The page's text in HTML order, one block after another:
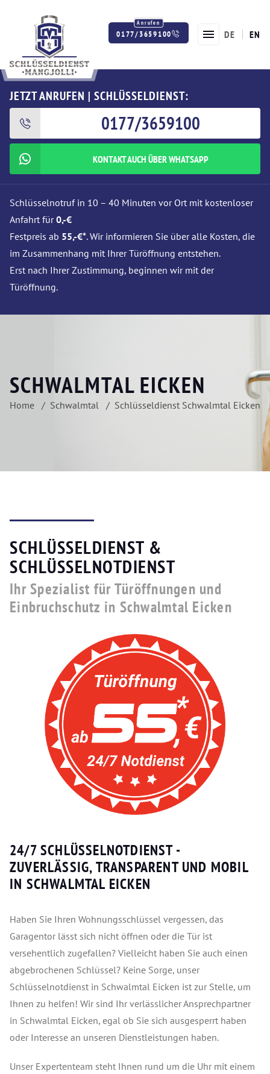
0177/3659100 DE EN
JETZT ANRUFEN | SCHLÜSSELDIENST:
0177/3659100
KONTAKT AUCH ÜBER WHATSAPP
Schlüsselnotruf in 10 – 40 Minuten vor Ort mit kostenloser
Anfahrt für0,-€
Festpreis ab 55,-€*. Wir informieren Sie über alle Kosten, die
im Zusammenhang mit Ihrer Türöffnung entstehen.
Erst nach Ihrer Zustimmung, beginnen wir mit der
Türöffnung.
SCHWALMTAL EICKEN
Home Schwalmtal Schlüsseldienst Schwalmtal Eicken
SCHLÜSSELDIENST &
SCHLÜSSELNOTDIENST
Ihr Spezialist für Türöffnungen und
Einbruchschutz in Schwalmtal Eicken
24/7 SCHLÜSSELNOTDIENST -
ZUVERLÄSSIG, TRANSPARENT UND MOBIL
IN SCHWALMTAL EICKEN
Haben Sie Ihren Wohnungsschlüssel vergessen, das
Garagentor lässt sich nicht öffnen oder die Tür ist
versehentlich zugefallen? Vielleicht haben Sie auch einen
abgebrochenen Schlüssel? Keine Sorge, unser
Schlüsselnotdienst in Schwalmtal Eicken ist zur Stelle, um
Ihnen zu helfen! Wir sind Ihr verlässlicher Ansprechpartner
in Schwalmtal Eicken, egal ob Sie sich ausgesperrt haben
oder Interesse an unseren Dienstleistungen haben.
Unser Expertenteam steht Ihnen rund um die Uhr mit einem